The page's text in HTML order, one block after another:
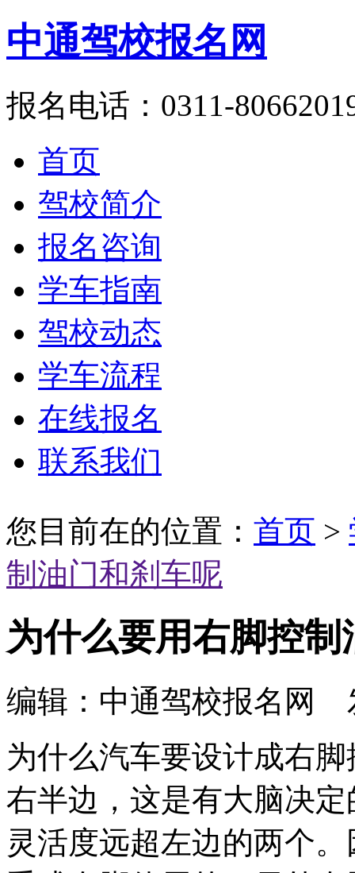
中通驾校报名网
报名电话：0311-
首页
驾校简介
报名咨询
学车指南
驾校动态
学车流程
在线报名
联系我们
您目前在的位置： 首页 >
制油门和刹车呢
为什么要用右脚控
编辑：中通驾校报名网
为什么汽车要设计成右
右半边，这是有大脑决
灵活度远超左边的两个